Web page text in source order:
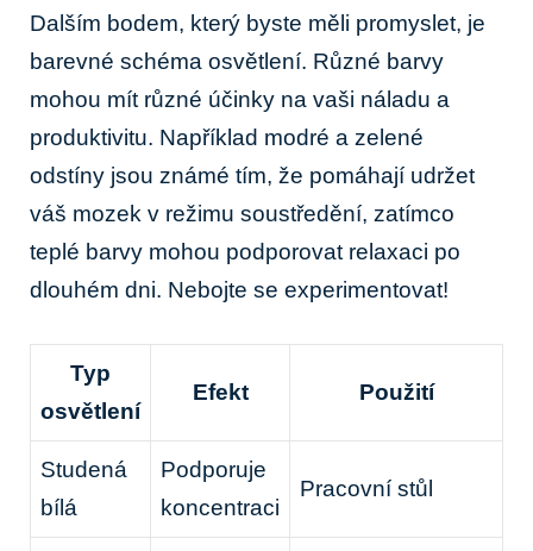
Dalším bodem, který byste měli promyslet, je
barevné schéma osvětlení. Různé barvy
mohou mít různé účinky na vaši náladu a
produktivitu. Například modré a zelené
odstíny jsou známé tím, že pomáhají udržet
váš mozek v režimu soustředění, zatímco
teplé barvy mohou podporovat relaxaci po
dlouhém dni. Nebojte se experimentovat!
Typ
osvětlení
Efekt Použití
Studená
bílá
Podporuje
koncentraci
Pracovní stůl